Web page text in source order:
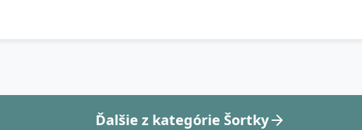
Ďalšie z kategórie Šortky